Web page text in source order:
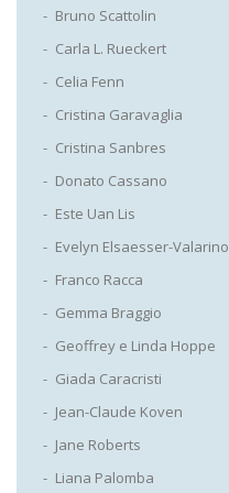
Bruno Scattolin
Carla L. Rueckert
Celia Fenn
Cristina Garavaglia
Cristina Sanbres
Donato Cassano
Este Uan Lis
Evelyn Elsaesser-Valarino
Franco Racca
Gemma Braggio
Geoffrey e Linda Hoppe
Giada Caracristi
Jean-Claude Koven
Jane Roberts
Liana Palomba